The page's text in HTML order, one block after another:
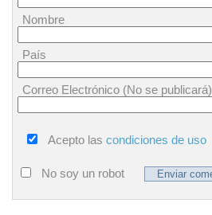
Nombre
País
Correo Electrónico (No se publicará)
Acepto las condiciones de uso
No soy un robot